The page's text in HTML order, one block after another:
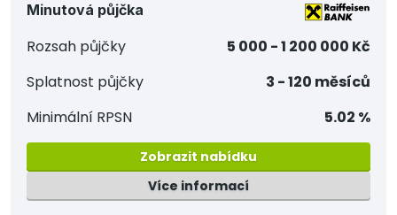
Minutová půjčka
Rozsah půjčky
5 000 - 1 200 000 Kč
Splatnost půjčky
3 - 120 měsíců
Minimální RPSN
5.02 %
Zobrazit nabídku
Více informací